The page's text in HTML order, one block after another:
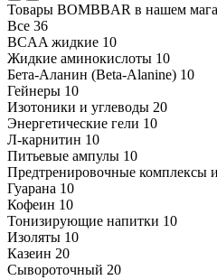
Товары BOMBBAR в нашем
Все 36
BCAA жидкие 10
Жидкие аминокислоты 10
Бета-Аланин (Beta-Alanine) 10
Гейнеры 10
Изотоники и углеводы 20
Энергетические гели 10
Л-карнитин 10
Питьевые ампулы 10
Предтренировочные комплексы
Гуарана 10
Кофеин 10
Тонизирующие напитки 10
Изоляты 10
Казеин 20
Сывороточный 20